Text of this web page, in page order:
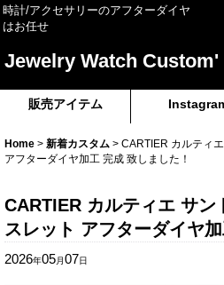
時計/アクセサリーのアフターダイヤ
はお任せ
Jewelry Watch Custom'
販売アイテム
Home > 新着カスタム > CARTIER カルティ
アフターダイヤ加工 完成 致しました！
CARTIER カルティエ サン
スレット アフターダイヤ
2026年05月07日